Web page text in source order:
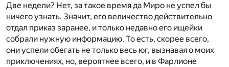
Две недели? Нет, за такое время да Миро не успел бы
ничего узнать. Значит, его величество действительно
отдал приказ заранее, и только недавно его ищейки
собрали нужную информацию. То есть, скорее всего,
они успели обегать не только весь юг, вызнавая о моих
приключениях, но, вероятнее всего, и в Фарлионе